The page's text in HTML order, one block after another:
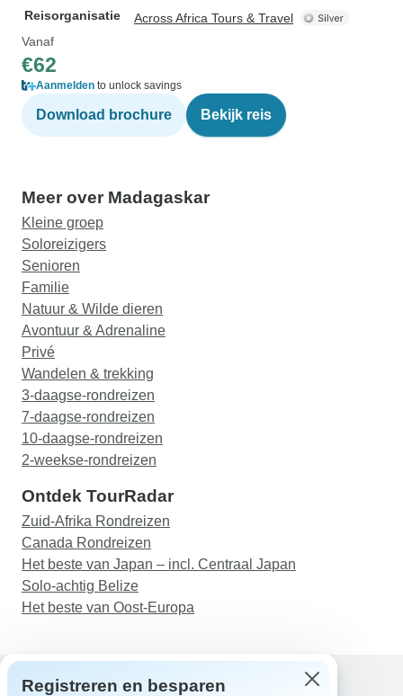
Reisorganisatie
Across Africa Tours & Travel
Vanaf
€62
Aanmelden to unlock savings
Download brochure Bekijk reis
Meer over Madagaskar
Kleine groep
Soloreizigers
Senioren
Familie
Natuur & Wilde dieren
Avontuur & Adrenaline
Privé
Wandelen & trekking
3-daagse-rondreizen
7-daagse-rondreizen
10-daagse-rondreizen
2-weekse-rondreizen
Ontdek TourRadar
Zuid-Afrika Rondreizen
Canada Rondreizen
Het beste van Japan – incl. Centraal Japan
Solo-achtig Belize
Het beste van Oost-Europa
Registreren en besparen